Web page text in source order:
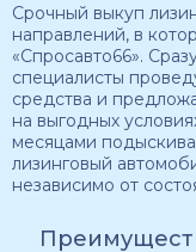
Срочный выкуп
направлений, в
«Спросавто66».
специалисты
средства и
на выгодных
месяцами
лизинговый
независимо от